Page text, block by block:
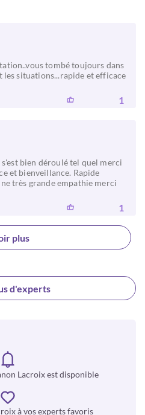
tombé toujours dans
situations...rapide et efficace
1
bien déroulé tel quel merci
et bienveillance. Rapide
très grande empathie merci
1
plus
d'experts
Lacroix est disponible
à vos experts favoris